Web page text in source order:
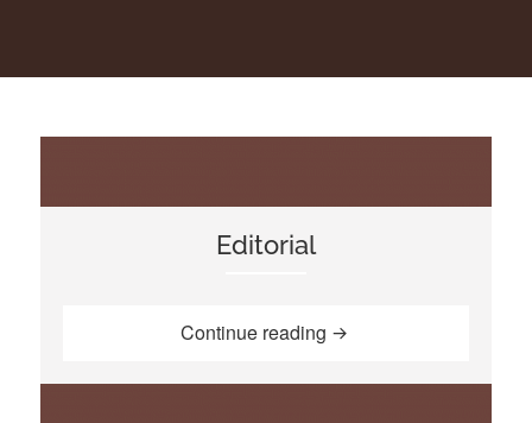
Editorial
Continue reading “Editorial”